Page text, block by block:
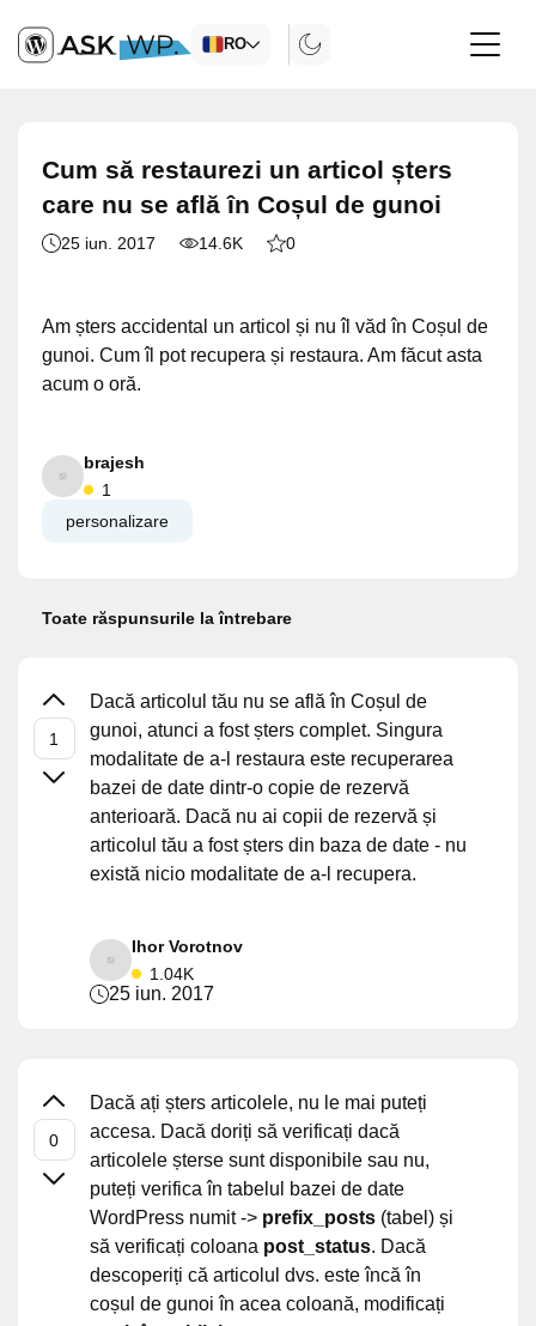
RO
Cum să restaurezi un articol șters
care nu se află în Coșul de gunoi
25 iun. 2017 14.6K 0
Am șters accidental un articol și nu îl văd în Coșul de
gunoi. Cum îl pot recupera și restaura. Am făcut asta
acum o oră.
brajesh
1
personalizare
Toate răspunsurile la întrebare
Dacă articolul tău nu se află în Coșul de
gunoi, atunci a fost șters complet. Singura
modalitate de a-l restaura este recuperarea
bazei de date dintr-o copie de rezervă
anterioară. Dacă nu ai copii de rezervă și
articolul tău a fost șters din baza de date - nu
există nicio modalitate de a-l recupera.
Ihor Vorotnov
1.04K
25 iun. 2017
Dacă ați șters articolele, nu le mai puteți
accesa. Dacă doriți să verificați dacă
articolele șterse sunt disponibile sau nu,
puteți verifica în tabelul bazei de date
WordPress numit -> prefix_posts (tabel) și
să verificați coloana post_status. Dacă
descoperiți că articolul dvs. este încă în
coșul de gunoi în acea coloană, modificați